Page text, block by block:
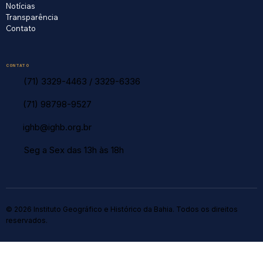
Notícias
Transparência
Contato
CONTATO
(71) 3329-4463 / 3329-6336
(71) 98798-9527
ighb@ighb.org.br
Seg a Sex das 13h às 18h
© 2026 Instituto Geográfico e Histórico da Bahia. Todos os direitos
reservados.